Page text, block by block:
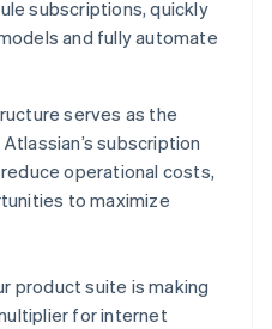
subscriptions, quickly
and fully automate
serves as the
subscription
operational costs,
to maximize
product suite is making
for internet